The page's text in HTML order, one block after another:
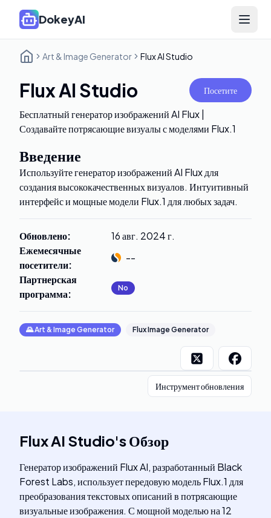
DokeyAI Open
Art & Image Generator Flux AI Studio
Flux AI Studio Посетите
Бесплатный генератор изображений AI Flux |
Создавайте потрясающие визуалы с моделями Flux.1
Введение
Используйте генератор изображений AI Flux для
создания высококачественных визуалов. Интуитивный
интерфейс и мощные модели Flux.1 для любых задач.
Обновлено:
16 авг. 2024 г.
Ежемесячные
посетители:
--
Партнерская
программа: No
🌄Art & Image Generator Flux Image Generator
Инструмент обновления
Flux AI Studio'sОбзор
Генератор изображений Flux AI, разработанный Black
Forest Labs, использует передовую модель Flux.1 для
преобразования текстовых описаний в потрясающие
визуальные изображения. С мощной моделью на 12